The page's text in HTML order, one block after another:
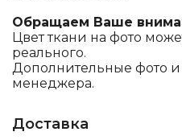
Обращаем Ваше
Цвет ткани на фото
реального.
Дополнительные фото
менеджера.
Доставка